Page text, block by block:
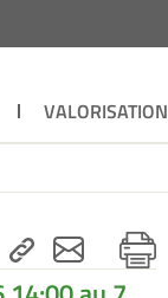
VALORISATION